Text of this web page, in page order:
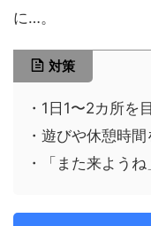
に…。
対策
・1日1〜2カ所を
・遊びや休憩時
・「また来よう